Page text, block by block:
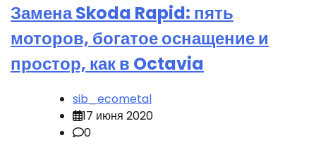
Замена Skoda Rapid: пять
моторов, богатое оснащение и
простор, как в Octavia
sib_ecometal
17 июня 2020
0